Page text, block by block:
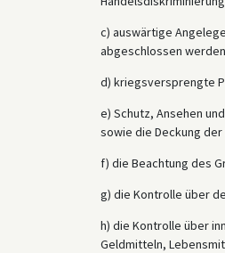
c) auswärtige
abgeschlossen
d) kriegsversprengte
e) Schutz, Ansehen
sowie die Deckung
f) die Beachtung des
g) die Kontrolle über
h) die Kontrolle über
Geldmitteln,